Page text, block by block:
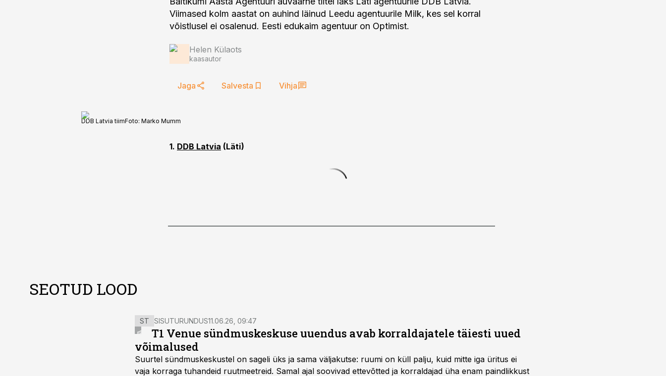
Viimased kolm aastat on auhind läinud Leedu agentuurile Milk, kes sel korral
Helen Külaots
kaasautor
Jaga Salvesta Vihja
DDB Latvia tiimFoto: Marko Mumm
1. DDB Latvia (Läti)
SEOTUD LOOD
ST SISUTURUNDUS11.06.26, 09:47
T1 Venue sündmuskeskuse uuendus avab korraldajatele täiesti uued
võimalused
Suurtel sündmuskeskustel on sageli üks ja sama väljakutse: ruumi on küll palju, kuid mitte iga üritus ei
vaja korraga tuhandeid ruutmeetreid. Samal ajal soovivad ettevõtted ja korraldajad üha enam paindlikkust